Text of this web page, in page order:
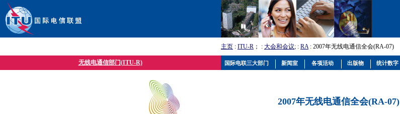
主页 : ITU-R ； : 大会和会议; : RA: 2007年无线电通信全会(RA-07)
无线电通信部门(ITU-R)
2007年无线电通信全会(RA-07)
国际电联三大部门 新闻室 各项活动 出版物 统计数字